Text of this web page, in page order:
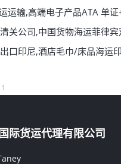
运输,高端电子产品ATA 单
关公司,中国货物海运菲律
口印尼,酒店毛巾/床品海运
1
际货运代理有限公司